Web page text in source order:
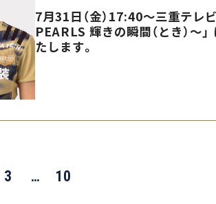
7月31日（金）17:40〜三重テレ
PEARLS 輝きの瞬間（とき）〜
たします。
3 … 10